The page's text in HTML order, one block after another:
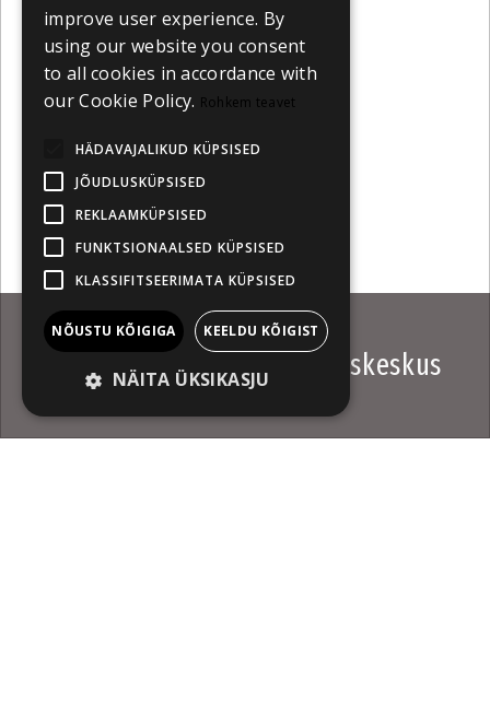
Minu aadress on kaubanduskeskus
improve user experience. By
using our website you consent
to all cookies in accordance with
our Cookie Policy. Rohkem teavet
HÄDAVAJALIKUD KÜPSISED
JÕUDLUSKÜPSISED
REKLAAMKÜPSISED
FUNKTSIONAALSED KÜPSISED
KLASSIFITSEERIMATA KÜPSISED
NÕUSTU KÕIGIGA KEELDU KÕIGIST
NÄITA ÜKSIKASJU